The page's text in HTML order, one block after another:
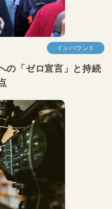
インバウンド
の「ゼロ宣言」と持続